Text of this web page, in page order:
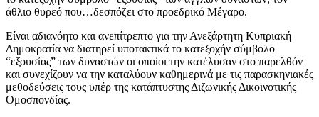
άθλιο θυρεό που…δεσπόζει στο προεδρικό Μέγαρο.
Είναι αδιανόητο και ανεπίτρεπτο για την Ανεξάρτητη Κυπριακή
Δημοκρατία να διατηρεί υποτακτικά το κατεξοχήν σύμβολο
“εξουσίας” των δυναστών οι οποίοι την κατέλυσαν στο παρελθόν
και συνεχίζουν να την καταλύουν καθημερινά με τις παρασκηνιακές
μεθοδεύσεις τους υπέρ της κατάπτυστης Διζωνικής Δικοινοτικής
Ομοσπονδίας.